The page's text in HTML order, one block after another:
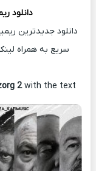
دانلود
دانلود جدیدترین
سریع به همراه
2with the text